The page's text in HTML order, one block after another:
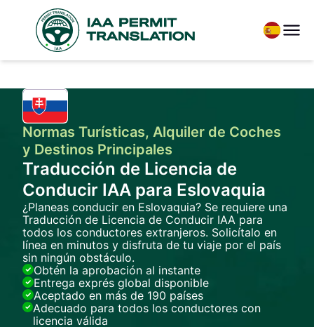
Normas Turísticas, Alquiler de Coches
y Destinos Principales
Traducción de Licencia de
Conducir IAA para Eslovaquia
¿Planeas conducir en Eslovaquia? Se requiere una
Traducción de Licencia de Conducir IAA para
todos los conductores extranjeros. Solicítalo en
línea en minutos y disfruta de tu viaje por el país
sin ningún obstáculo.
Obtén la aprobación al instante
Entrega exprés global disponible
Aceptado en más de 190 países
Adecuado para todos los conductores con
licencia válida